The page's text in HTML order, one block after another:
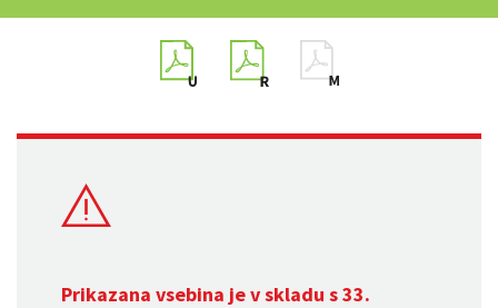
Prikazana vsebina je v skladu s 33.